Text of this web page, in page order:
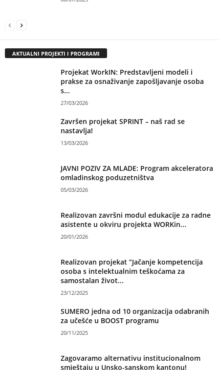
AKTUALNI PROJEKTI I PROGRAMI
Projekat WorkIN: Predstavljeni modeli i
prakse za osnaživanje zapošljavanje osoba
s...
27/03/2026
Završen projekat SPRINT – naš rad se
nastavlja!
13/03/2026
JAVNI POZIV ZA MLADE: Program akceleratora
omladinskog poduzetništva
05/03/2026
Realizovan završni modul edukacije za radne
asistente u okviru projekta WORKin...
20/01/2026
Realizovan projekat ”Jačanje kompetencija
osoba s intelektualnim teškoćama za
samostalan život...
23/12/2025
SUMERO jedna od 10 organizacija odabranih
za učešće u BOOST programu
20/11/2025
Zagovaramo alternativu institucionalnom
smještaju u Unsko-sanskom kantonu!